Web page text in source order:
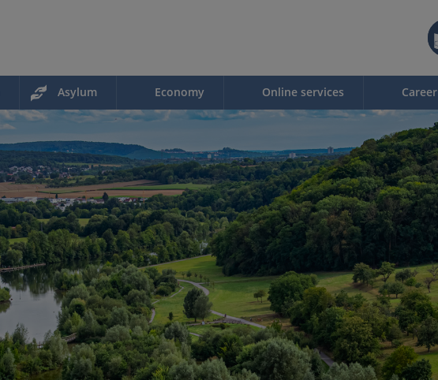
Asylum Economy Online services Career